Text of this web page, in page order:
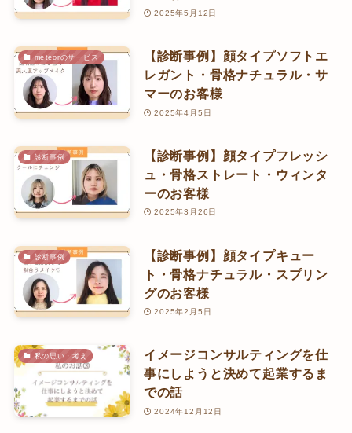
2025年5月12日
meteorのサービス
【診断事例】顔タイプソフトエ
レガント・骨格ナチュラル・サ
マーのお客様
2025年4月5日
診断事例
【診断事例】顔タイプフレッシ
ュ・骨格ストレート・ウィンタ
ーのお客様
2025年3月26日
診断事例
【診断事例】顔タイプキュー
ト・骨格ナチュラル・スプリン
グのお客様
2025年2月5日
私の思い・考え
イメージコンサルティングを仕
事にしようと決めて起業するま
での話
2024年12月12日